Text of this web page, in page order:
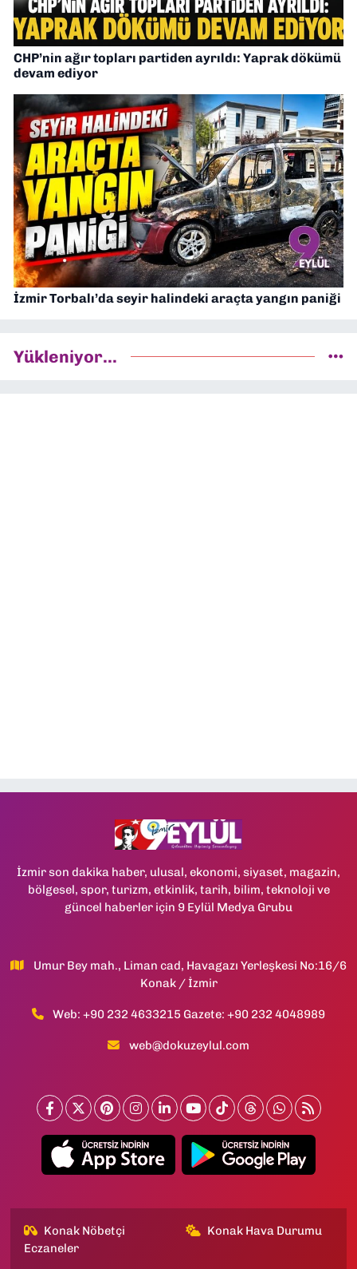
CHP’nin ağır topları partiden ayrıldı: Yaprak dökümü
devam ediyor
İzmir Torbalı’da seyir halindeki araçta yangın paniği
Yükleniyor...
İzmir son dakika haber, ulusal, ekonomi, siyaset, magazin,
bölgesel, spor, turizm, etkinlik, tarih, bilim, teknoloji ve
güncel haberler için 9 Eylül Medya Grubu
Umur Bey mah., Liman cad, Havagazı Yerleşkesi No:16/6
Konak / İzmir
Web: +90 232 4633215 Gazete: +90 232 4048989
web@dokuzeylul.com
Konak Nöbetçi
Eczaneler
Konak Hava Durumu